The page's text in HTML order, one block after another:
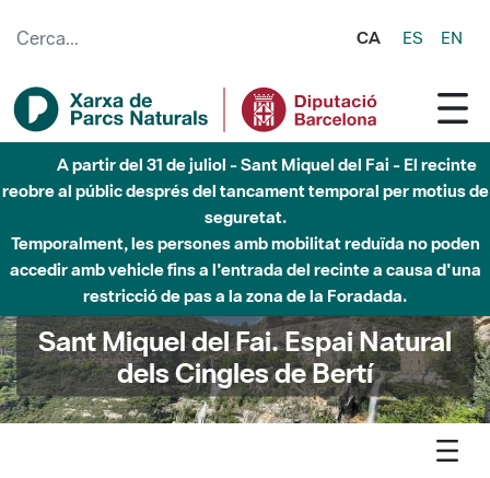
CA ES EN
A partir del 31 de juliol - Sant Miquel del Fai - El recinte
reobre al públic després del tancament temporal per motius de
seguretat.
Temporalment, les persones amb mobilitat reduïda no poden
accedir amb vehicle fins a l'entrada del recinte a causa d'una
restricció de pas a la zona de la Foradada.
Sant Miquel del Fai. Espai Natural
dels Cingles de Bertí